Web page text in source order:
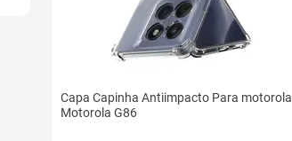
Capa Capinha Antiimpacto Para motorola
Motorola G86